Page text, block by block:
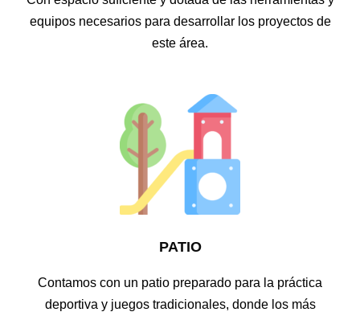
equipos necesarios para desarrollar los proyectos de
este área.
PATIO
Contamos con un patio preparado para la práctica
deportiva y juegos tradicionales, donde los más